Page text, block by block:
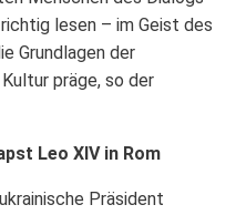
lesen – im Geist des
Grundlagen der
präge, so der
Leo XIV in Rom
Präsident